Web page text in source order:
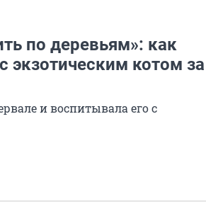
по деревьям»: как
экзотическим котом за
и воспитывала его с